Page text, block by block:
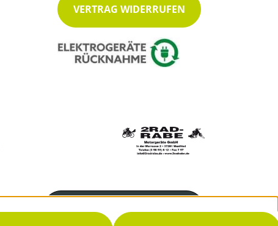
VERTRAG WIDERRUFEN
05655 612